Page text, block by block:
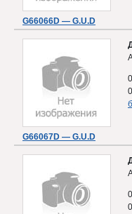
G66066D — G.U.D
G66067D — G.U.D